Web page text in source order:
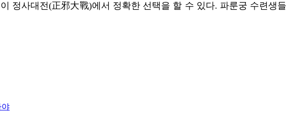
정사대전(正邪大戰)에서 정확한 선택을 할 수 있다. 파룬궁 수련생
야